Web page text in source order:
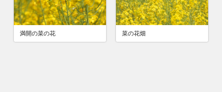
満開の菜の花 菜の花畑